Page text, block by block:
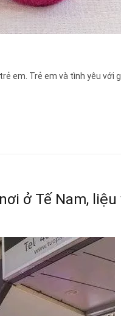
Trẻ em và tình yêu với
ở Tế Nam,